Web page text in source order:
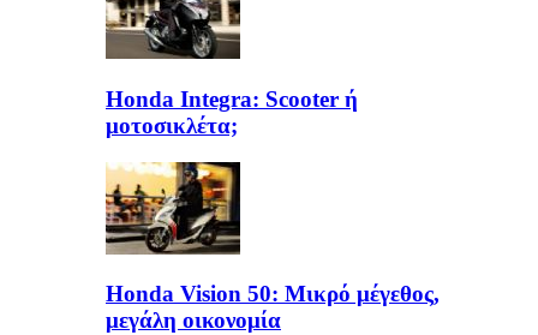
Honda Integra: Scooter ή
μοτοσικλέτα;
Honda Vision 50: Μικρό μέγεθος,
μεγάλη οικονομία